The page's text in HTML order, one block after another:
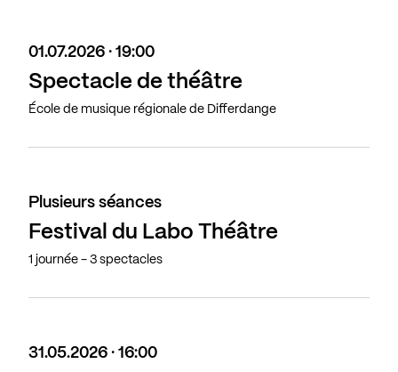
01.07.2026 · 19:00
Spectacle de théâtre
École de musique régionale de Differdange
Plusieurs séances
Festival du Labo Théâtre
1 journée - 3 spectacles
31.05.2026 · 16:00